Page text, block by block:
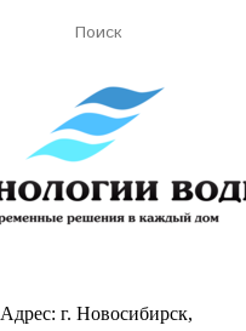
Адрес: г. Новосибирск,